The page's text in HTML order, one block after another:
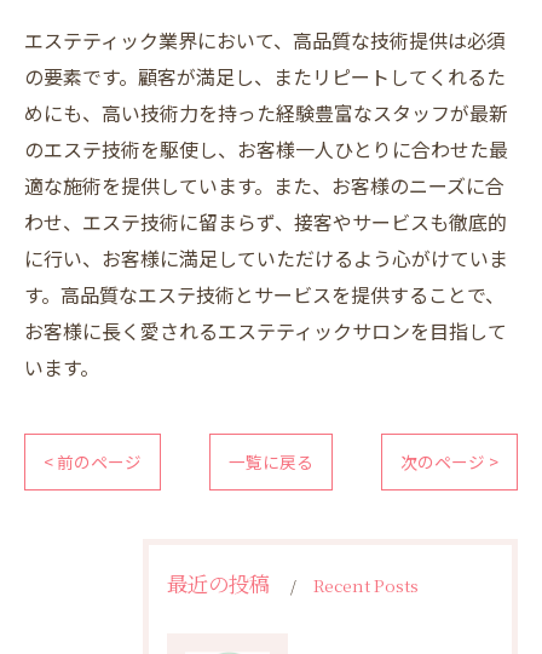
エステティック業界において、高品質な技術提供は必須
の要素です。顧客が満足し、またリピートしてくれるた
めにも、高い技術力を持った経験豊富なスタッフが最新
のエステ技術を駆使し、お客様一人ひとりに合わせた最
適な施術を提供しています。また、お客様のニーズに合
わせ、エステ技術に留まらず、接客やサービスも徹底的
に行い、お客様に満足していただけるよう心がけていま
す。高品質なエステ技術とサービスを提供することで、
お客様に長く愛されるエステティックサロンを目指して
います。
< 前のページ 一覧に戻る 次のページ >
最近の投稿 Recent Posts